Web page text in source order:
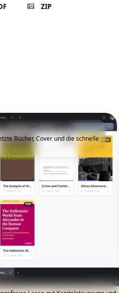
ZIP
Bücher, Cover und die schnelle